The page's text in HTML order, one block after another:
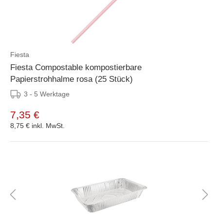
Fiesta
Fiesta Compostable kompostierbare
Papierstrohhalme rosa (25 Stück)
3 - 5 Werktage
7,35 €
8,75 € inkl. MwSt.